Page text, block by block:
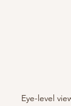
Eye-level